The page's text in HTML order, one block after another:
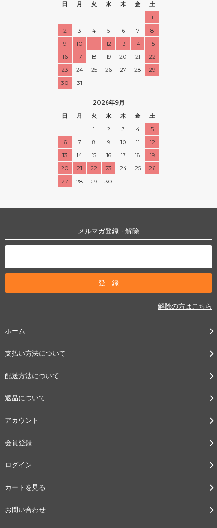
日
月 火 水 木 金
土
1
2
3 4 5 6 7
8
9
10 11 12 13 14
15
16
17 18 19 20 21
22
23
24 25 26 27 28
29
30
31
2026年9月
日
月 火 水 木 金
土
1
2 3 4
5
6
7 8 9 10 11
12
13
14 15 16 17 18
19
20
21 22 23 24 25
26
27
28 29 30
メルマガ登録・解除
解除の方はこちら
ホーム
支払い方法について
配送方法について
返品について
アカウント
会員登録
ログイン
カートを見る
お問い合わせ